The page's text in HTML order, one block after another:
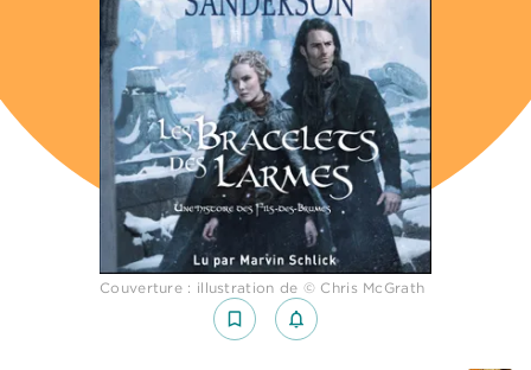
Couverture : illustration de © Chris McGrath
bookmark_border notifications_none_outlined